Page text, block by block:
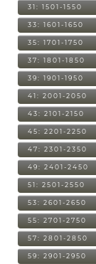
31: 1501-1550
33: 1601-1650
35: 1701-1750
37: 1801-1850
39: 1901-1950
41: 2001-2050
43: 2101-2150
45: 2201-2250
47: 2301-2350
49: 2401-2450
51: 2501-2550
53: 2601-2650
55: 2701-2750
57: 2801-2850
59: 2901-2950